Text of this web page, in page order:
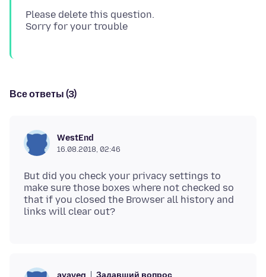
Please delete this question.
Все ответы (3)
WestEnd
16.08.2018, 02:46
But did you check your privacy settings to
make sure those boxes where not checked so
that if you closed the Browser all history and